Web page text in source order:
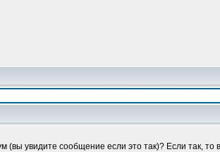
увидите сообщение если это так)? Если так, то